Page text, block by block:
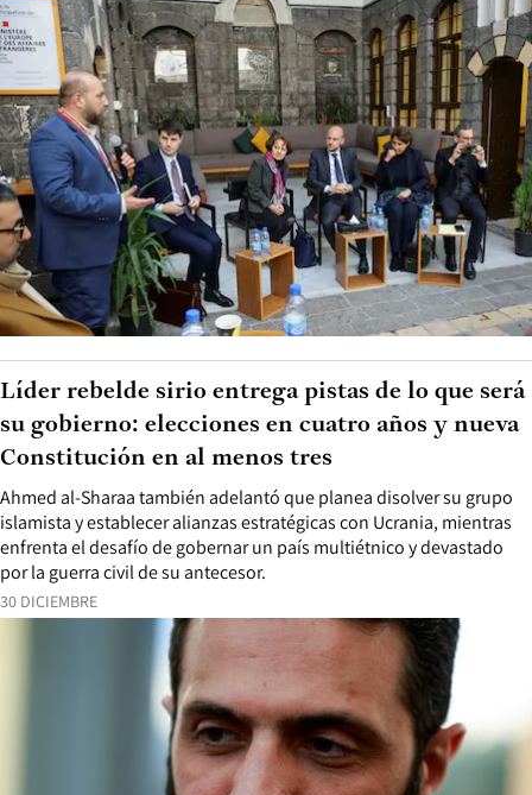
30 DICIEMBRE
Ahmed al-Sharaa también adelantó que planea disolver su grupo
islamista y establecer alianzas estratégicas con Ucrania, mientras
enfrenta el desafío de gobernar un país multiétnico y devastado
por la guerra civil de su antecesor.
Líder rebelde sirio entrega pistas de lo que será
su gobierno: elecciones en cuatro años y nueva
Constitución en al menos tres